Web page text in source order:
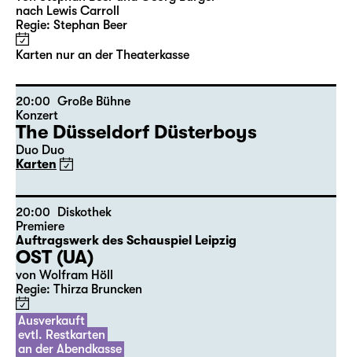
10:00 Große Bühne
mit Audiodeskription
Alice hinter den Spiegeln
von Stephan Beer und Georg Burger
Regie: Stephan Beer
Karten nur an der Theaterkasse
20:00
Große Bühne
The Düsseldorf Düsterboys
Duo Duo
Karten
20:00 Diskothek
Premiere
Auftragswerk des Schauspiel Leipzig
OST (UA)
von Wolfram Höll
Regie: Thirza Bruncken